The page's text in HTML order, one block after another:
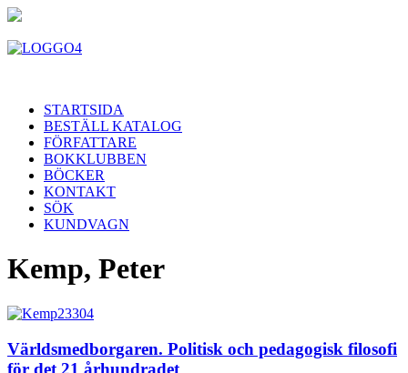
STARTSIDA
BESTÄLL KATALOG
FÖRFATTARE
BOKKLUBBEN
BÖCKER
KONTAKT
SÖK
KUNDVAGN
Kemp, Peter
Världsmedborgaren. Politisk och pedagogisk filosofi
för det 21 århundradet